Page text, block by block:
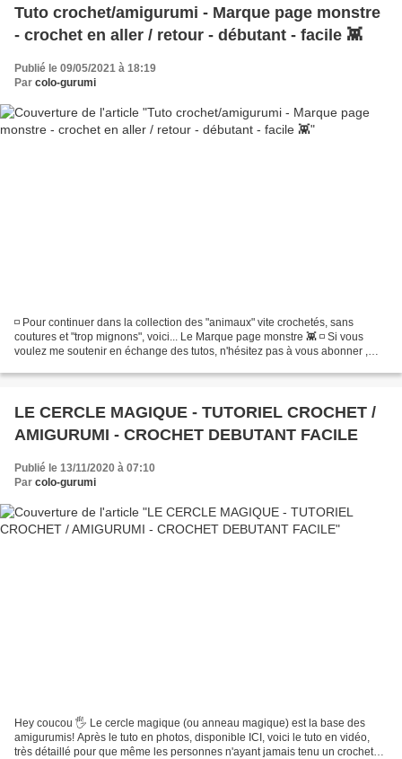
Tuto crochet/amigurumi - Marque page monstre
- crochet en aller / retour - débutant - facile 👾
Publié le 09/05/2021 à 18:19
Par colo-gurumi
◽ Pour continuer dans la collection des "animaux" vite crochetés, sans
coutures et "trop mignons", voici... Le Marque page monstre 👾 ◽ Si vous
voulez me soutenir en échange des tutos, n'hésitez pas à vous abonner ,
LE CERCLE MAGIQUE - TUTORIEL CROCHET /
AMIGURUMI - CROCHET DEBUTANT FACILE
Publié le 13/11/2020 à 07:10
Par colo-gurumi
Hey coucou 🖐 Le cercle magique (ou anneau magique) est la base des
amigurumis! Après le tuto en photos, disponible ICI, voici le tuto en vidéo,
très détaillé pour que même les personnes n'ayant jamais tenu un crochet